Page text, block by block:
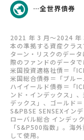
…全世界債券
2021 年 3 月～2024 年
本の準拠する資産クラ
ターン・リスクのデー
際のファンドのデータで
⽶国投資適格社債＝「
⽶国総合債券＝「ブル
ハイイールド債券＝「
ンド‧インデックス」
デックス」、ゴールド
S&PBSE SENSEXイン
ローバル総合 インデッ
「S&P500指数」。海
して使⽤。